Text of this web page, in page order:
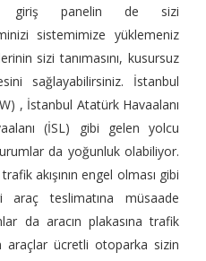
giriş panelin de sizi
sistemimize yüklemeniz
sizi tanımasını, kusursuz
sağlayabilirsiniz. İstanbul
, İstanbul Atatürk Havaalanı
(İSL) gibi gelen yolcu
da yoğunluk olabiliyor.
akışının engel olması gibi
teslimatına müsaade
da aracın plakasına trafik
araçlar ücretli otoparka sizin